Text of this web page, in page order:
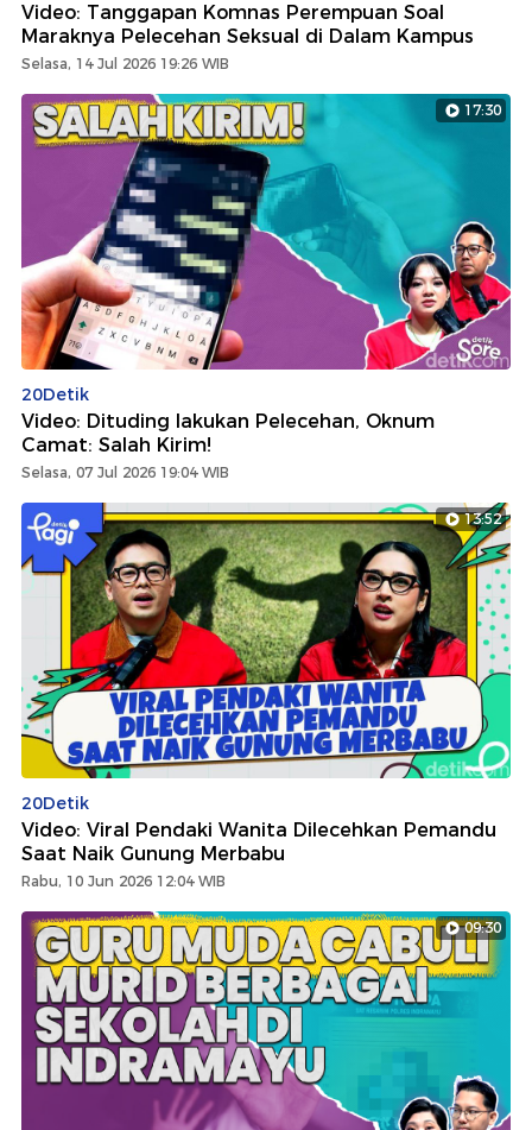
Video: Tanggapan Komnas Perempuan Soal
Maraknya Pelecehan Seksual di Dalam Kampus
Selasa, 14 Jul 2026 19:26 WIB
17:30
20Detik
Video: Dituding lakukan Pelecehan, Oknum
Camat: Salah Kirim!
Selasa, 07 Jul 2026 19:04 WIB
13:52
20Detik
Video: ​​Viral Pendaki Wanita Dilecehkan Pemandu
Saat Naik Gunung Merbabu
Rabu, 10 Jun 2026 12:04 WIB
09:30